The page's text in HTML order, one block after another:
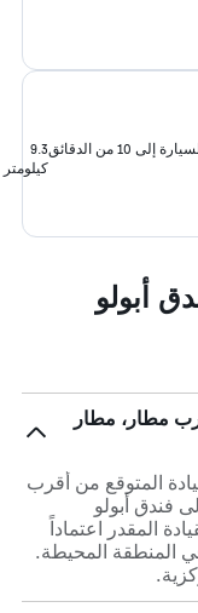
إلى 10 من الدقائق
9.3
كيلومتر
أبولو
مطار، مطار
القيادة المتوقع من أقرب
فندق أبولو
القيادة المقدر اعتماداً
المنطقة المحيطة.